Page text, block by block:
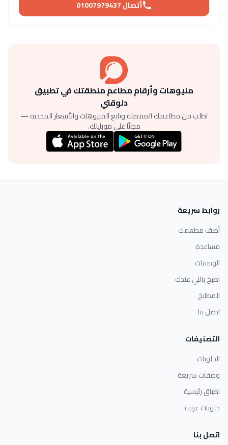
أتصال 01007979437
منيوهات وأرقام مطاعم منطقتك في تطبيق
دلوقتي
اطلب من مطاعمك المفضلة وتابع المنيوهات والأسعار المحدثة —
مجانًا على موبايلك.
روابط سريعة
أضف مطعمك
مساعدة
الوصفات
اطبخ باللي عندك
المطابخ
اتصل بنا
التصنيفات
الحلويات
وصفات سريعة
اطباق رئيسية
حلويات غربية
اتصل بنا